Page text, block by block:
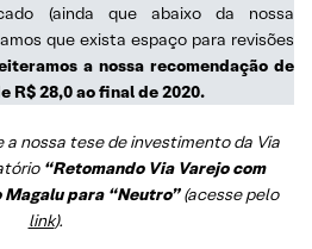
(ainda que abaixo da nossa
que exista espaço para revisões
a nossa recomendação de
R$ 28,0 ao final de 2020.
a nossa tese de investimento da Via
“Retomando Via Varejo com
para “Neutro”(acesse pelo
link).